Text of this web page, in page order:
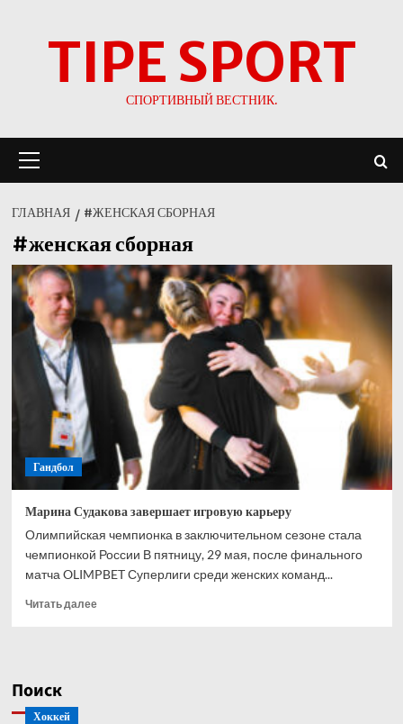
TIPE SPORT
СПОРТИВНЫЙ ВЕСТНИК.
меню
ГЛАВНАЯ #ЖЕНСКАЯ СБОРНАЯ
#женская сборная
Гандбол
Марина Судакова завершает игровую карьеру
Олимпийская чемпионка в заключительном сезоне стала
чемпионкой России В пятницу, 29 мая, после финального
матча OLIMPBET Суперлиги среди женских команд...
Читать далееПрочитать
Поиск
Хоккей